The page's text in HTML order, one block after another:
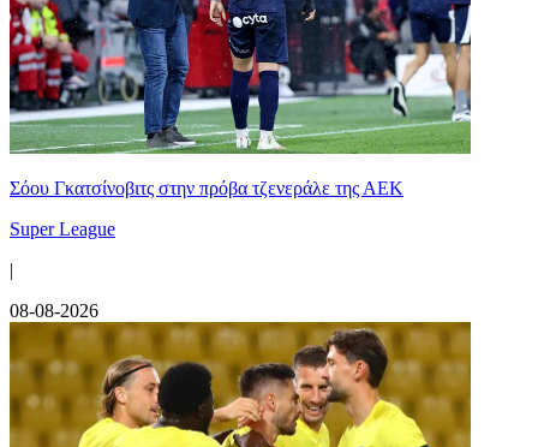
Σόου Γκατσίνοβιτς στην πρόβα τζενεράλε της ΑΕΚ
Super League
|
08-08-2026